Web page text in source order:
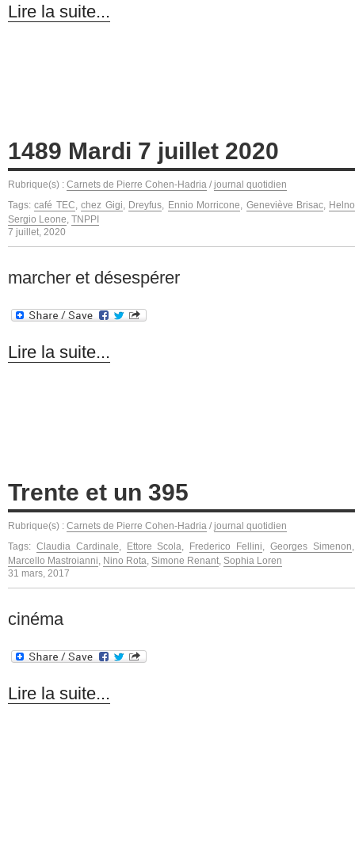
Lire la suite...
1489 Mardi 7 juillet 2020
Rubrique(s) : Carnets de Pierre Cohen-Hadria / journal quotidien
Tags:café TEC ,chez Gigi Dreyfus Ennio Morricone Geneviève Brisac, Helno
Sergio Leone TNPPI
7 juillet, 2020
marcher et désespérer
Lire la suite...
Trente et un 395
Rubrique(s) : Carnets de Pierre Cohen-Hadria / journal quotidien
Tags: Claudia Cardinale Ettore Scola Frederico Fellini Georges Simenon
Marcello Mastroianni Nino Rota Simone Renant Sophia Loren
31 mars, 2017
cinéma
Lire la suite...